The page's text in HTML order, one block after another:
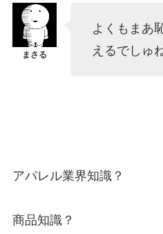
よくもまあ
えるでしゅ
アパレル業界知識？
商品知識？